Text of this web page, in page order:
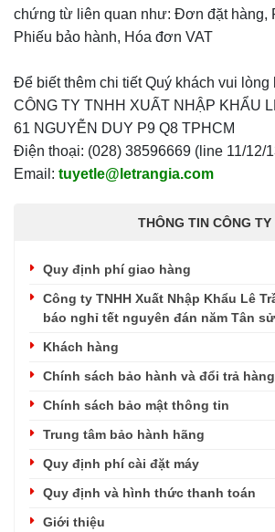
chứng từ liên quan như: Đơn đặt hàng,
Phiếu bảo hành, Hóa đơn VAT
Để biết thêm chi tiết Quý khách vui lòng
CÔNG TY TNHH XUẤT NHẬP KHẨU
61 NGUYỄN DUY P9 Q8 TPHCM
Điện thoại: (028) 38596669 (line 11/12/
Email: tuyetle@letrangia.com
THÔNG TIN CÔNG TY
Quy định phí giao hàng
Công ty TNHH Xuất Nhập Khẩu Lê
báo nghỉ tết nguyên đán năm Tân
Khách hàng
Chính sách bảo hành và đổi trả hàng
Chính sách bảo mật thông tin
Trung tâm bảo hành hãng
Quy định phí cài đặt máy
Quy định và hình thức thanh toán
Giới thiệu